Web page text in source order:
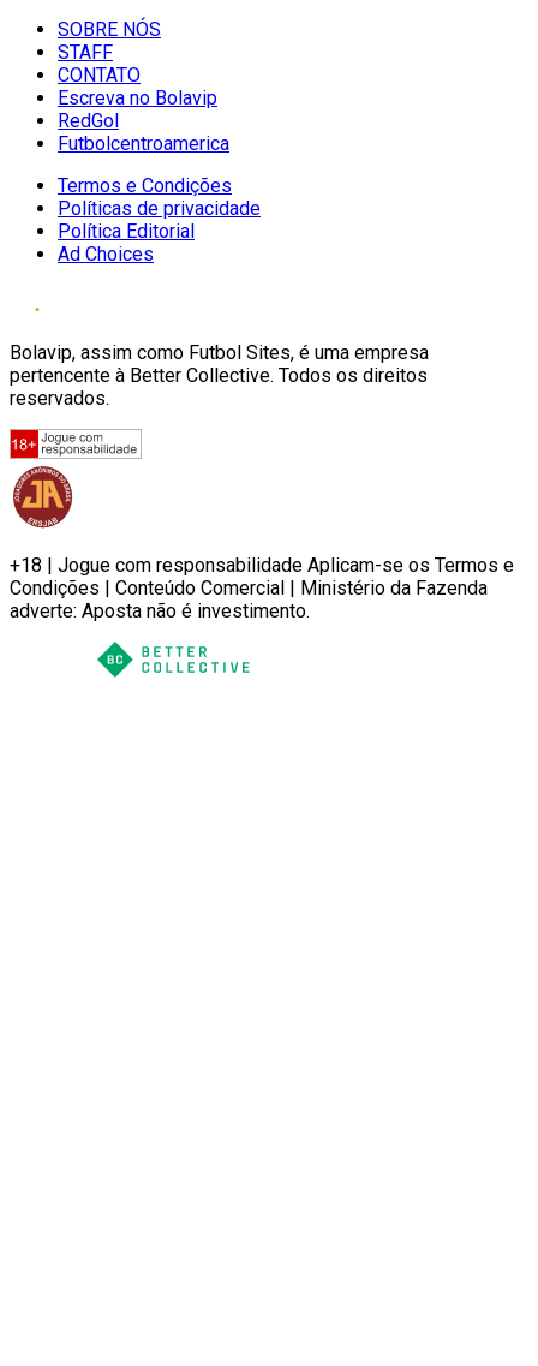
SOBRE NÓS
STAFF
CONTATO
Escreva no Bolavip
RedGol
Futbolcentroamerica
Termos e Condições
Políticas de privacidade
Política Editorial
Ad Choices
Bolavip, assim como Futbol Sites, é uma empresa
pertencente à Better Collective. Todos os direitos
reservados.
+18 | Jogue com responsabilidade Aplicam-se os Termos e
Condições | Conteúdo Comercial | Ministério da Fazenda
adverte: Aposta não é investimento.